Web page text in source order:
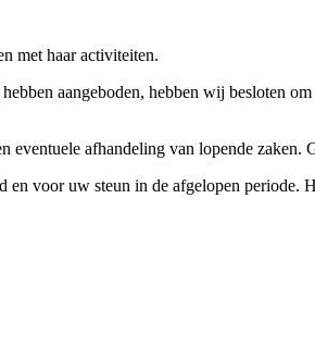
met haar activiteiten.
aangeboden, hebben wij besloten
afhandeling van lopende
voor uw steun in de afgelopen periode.